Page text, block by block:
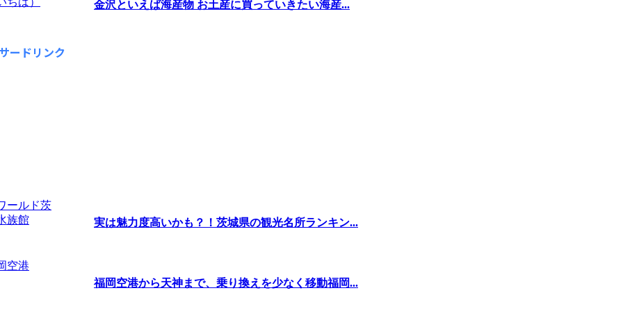
金沢といえば海産物 お土産に買っていきたい海産...
ードリンク
実は魅力度高いかも？！茨城県の観光名所ランキン...
福岡空港から天神まで、乗り換えを少なく移動福岡...